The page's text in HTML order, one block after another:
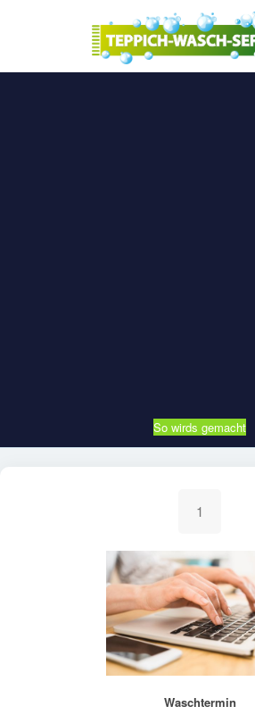
So wirds gemacht
1
Waschtermin